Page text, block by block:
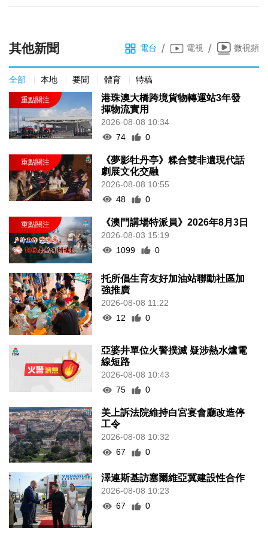
其他新聞 電台 / 電視 / 微視頻
全部 本地 要聞 體育 特稿
港珠澳大橋跨境貨物轉運站3年發
揮物流實用
2026-08-08 10:34
74
0
《夢影牡丹亭》糅合雙非遺現代話
劇展文化交融
2026-08-08 10:55
48
0
《澳門講場特派員》2026年8月3日
2026-08-03 15:19
1099
0
托所倡生育友好加油站聯動社區加
強推廣
2026-08-08 11:22
12
0
亞婆井單位火警撲滅 疑涉熱水爐電
線短路
2026-08-08 10:43
75
0
美上訴法院維持白宮宴會廳改造停
工令
2026-08-08 10:32
67
0
澤連斯基訪塞爾維亞冀建設性合作
2026-08-08 10:23
67
0